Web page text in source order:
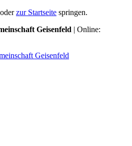
oderzur Startseite springen.
Geisenfeld | Online: